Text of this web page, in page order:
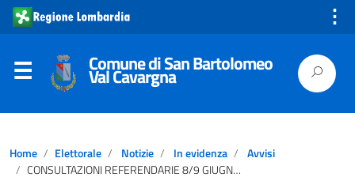
⋮
Comune di San Bartolomeo
Val Cavargna
Home Elettorale Notizie In evidenza
Avvisi
CONSULTAZIONI REFERENDARIE 8/9 GIUGNO 2025 – ELETTORI RESIDENTI ALL’ESTERO – ESERCIZIO DEL VOTO IN ITALIA